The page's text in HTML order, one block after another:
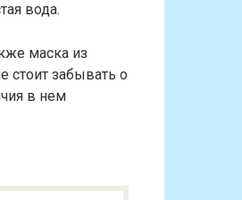
вода.
маска из
стоит забывать о
в нем